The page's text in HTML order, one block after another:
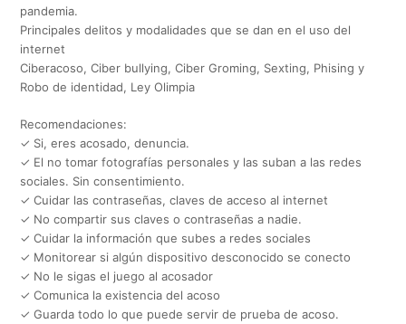
pandemia.
Principales delitos y modalidades que se dan en el uso del
internet
Ciberacoso, Ciber bullying, Ciber Groming, Sexting, Phising y
Robo de identidad, Ley Olimpia
Recomendaciones:
✓ Si, eres acosado, denuncia.
✓ El no tomar fotografías personales y las suban a las redes
sociales. Sin consentimiento.
✓ Cuidar las contraseñas, claves de acceso al internet
✓ No compartir sus claves o contraseñas a nadie.
✓ Cuidar la información que subes a redes sociales
✓ Monitorear si algún dispositivo desconocido se conecto
✓ No le sigas el juego al acosador
✓ Comunica la existencia del acoso
✓ Guarda todo lo que puede servir de prueba de acoso.